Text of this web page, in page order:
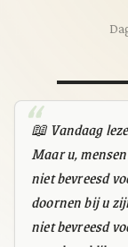
📖 Vandaag
Maar u,
niet bevreesd
doornen bij u
niet bevreesd